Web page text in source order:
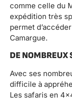
comme celle du
expédition très
permet
Camargue.
DE NOMBREUX
Avec ses
difficile à
Les safaris en